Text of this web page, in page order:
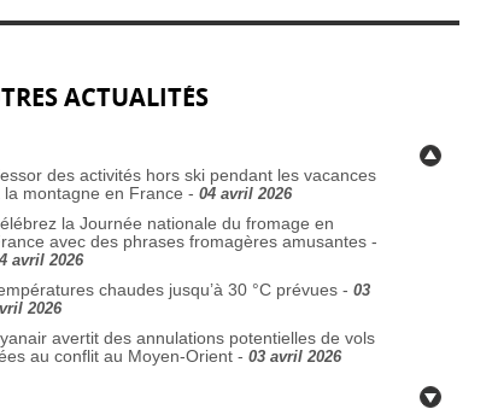
ACTUALITÉS
des activités hors ski pendant les vacances
la montagne en France - 04 avril 2026
la Journée nationale du fromage en
avec des phrases fromagères amusantes -
avril 2026
chaudes jusqu’à 30 °C prévues - 03
2026
avertit des annulations potentielles de vols
au conflit au Moyen-Orient - 03 avril 2026